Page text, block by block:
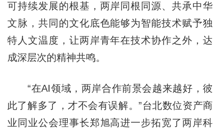
可持续发展的根基，两岸同根同源、共承中华
文脉，共同的文化底色能够为智能技术赋予独
特人文温度，让两岸青年在技术协作之外，达
成深层次的精神共鸣。
“在AI领域，两岸合作前景会越来越好，彼
此了解多了，才不会有误解。”台北数位资产商
业同业公会理事长郑旭高进一步拓宽了两岸科